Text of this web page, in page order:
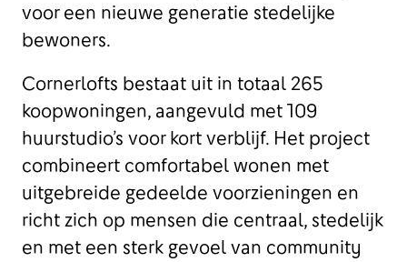
voor een nieuwe generatie stedelijke
bewoners.
Cornerlofts bestaat uit in totaal 265
koopwoningen, aangevuld met 109
huurstudio’s voor kort verblijf. Het project
combineert comfortabel wonen met
uitgebreide gedeelde voorzieningen en
richt zich op mensen die centraal, stedelijk
en met een sterk gevoel van community